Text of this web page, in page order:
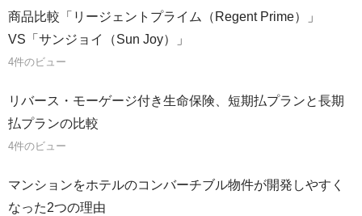
商品比較「リージェントプライム（Regent Prime）」
VS「サンジョイ（Sun Joy）」
4件のビュー
リバース・モーゲージ付き生命保険、短期払プランと長期
払プランの比較
4件のビュー
マンションをホテルのコンバーチブル物件が開発しやすく
なった2つの理由